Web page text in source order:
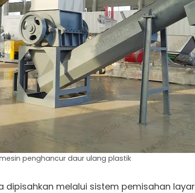
penghancur daur ulang plastik
melalui sistem pemisahan